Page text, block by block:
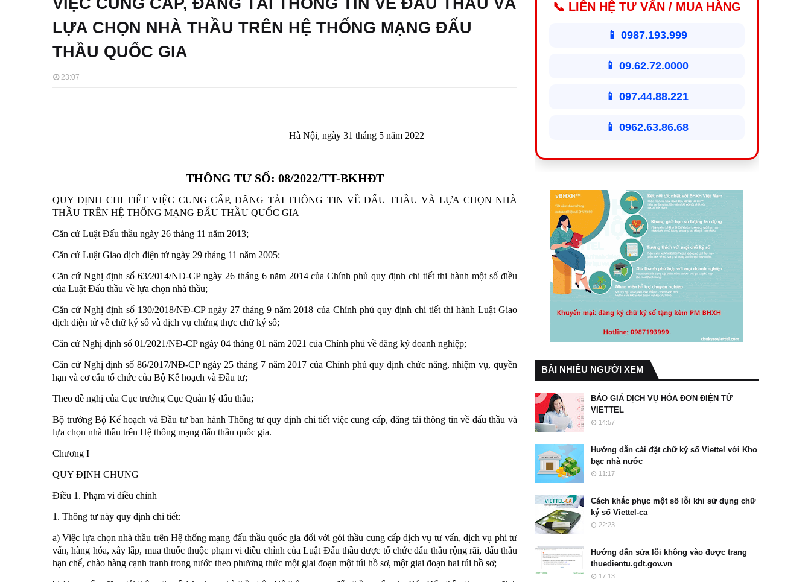
VIỆC CUNG CẤP, ĐĂNG TẢI THÔNG TIN VỀ ĐẤU THẦU VÀ
LỰA CHỌN NHÀ THẦU TRÊN HỆ THỐNG MẠNG ĐẤU
THẦU QUỐC GIA
23:07
Hà Nội, ngày 31 tháng 5 năm 2022
THÔNG TƯ SỐ: 08/2022/TT-BKHĐT
QUY ĐỊNH CHI TIẾT VIỆC CUNG CẤP, ĐĂNG TẢI THÔNG TIN VỀ ĐẤU THẦU VÀ LỰA CHỌN NHÀ
THẦU TRÊN HỆ THỐNG MẠNG ĐẤU THẦU QUỐC GIA
Căn cứ Luật Đấu thầu ngày 26 tháng 11 năm 2013;
Căn cứ Luật Giao dịch điện tử ngày 29 tháng 11 năm 2005;
Căn cứ Nghị định số 63/2014/NĐ-CP ngày 26 tháng 6 năm 2014 của Chính phủ quy định chi tiết thi hành một số điều
của Luật Đấu thầu về lựa chọn nhà thầu;
Căn cứ Nghị định số 130/2018/NĐ-CP ngày 27 tháng 9 năm 2018 của Chính phủ quy định chi tiết thi hành Luật Giao
dịch điện tử về chữ ký số và dịch vụ chứng thực chữ ký số;
Căn cứ Nghị định số 01/2021/NĐ-CP ngày 04 tháng 01 năm 2021 của Chính phủ về đăng ký doanh nghiệp;
Căn cứ Nghị định số 86/2017/NĐ-CP ngày 25 tháng 7 năm 2017 của Chính phủ quy định chức năng, nhiệm vụ, quyền
hạn và cơ cấu tổ chức của Bộ Kế hoạch và Đầu tư;
Theo đề nghị của Cục trưởng Cục Quản lý đấu thầu;
Bộ trưởng Bộ Kế hoạch và Đầu tư ban hành Thông tư quy định chi tiết việc cung cấp, đăng tải thông tin về đấu thầu và
lựa chọn nhà thầu trên Hệ thống mạng đấu thầu quốc gia.
Chương I
QUY ĐỊNH CHUNG
Điều 1. Phạm vi điều chỉnh
1. Thông tư này quy định chi tiết:
a) Việc lựa chọn nhà thầu trên Hệ thống mạng đấu thầu quốc gia đối với gói thầu cung cấp dịch vụ tư vấn, dịch vụ phi tư
vấn, hàng hóa, xây lắp, mua thuốc thuộc phạm vi điều chỉnh của Luật Đấu thầu được tổ chức đấu thầu rộng rãi, đấu thầu
hạn chế, chào hàng cạnh tranh trong nước theo phương thức một giai đoạn một túi hồ sơ, một giai đoạn hai túi hồ sơ;
📞 LIÊN HỆ TƯ VẤN / MUA HÀNG
📱 0987.193.999
📱 09.62.72.0000
📱 097.44.88.221
📱 0962.63.86.68
BÀI NHIỀU NGƯỜI XEM
BÁO GIÁ DỊCH VỤ HÓA ĐƠN ĐIỆN TỬ
VIETTEL
14:57
Hướng dẫn cài đặt chữ ký số Viettel với Kho
bạc nhà nước
11:17
Cách khắc phục một số lỗi khi sử dụng chữ
ký số Viettel-ca
22:23
Hướng dẫn sửa lỗi không vào được trang
thuedientu.gdt.gov.vn
17:13